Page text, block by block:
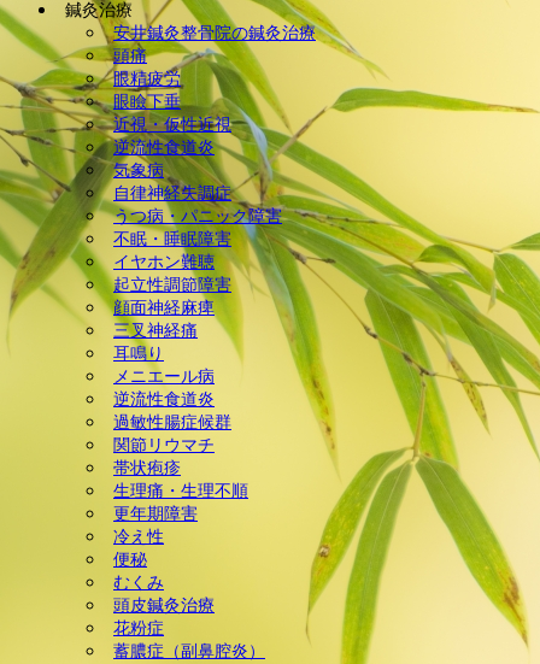
自律神経失調症(うつ病 パニ
ック障害) 美容鍼灸 ダイエ
ット(耳つぼ＆ラジオ波による
体質改善) 慢性腎臓病 頭
痛 天気痛(気象病) 顔面神経
麻痺 三叉神経痛
鍼灸治療
安井鍼灸整骨院の鍼灸治療
頭痛
眼精疲労
眼瞼下垂
近視・仮性近視
逆流性食道炎
気象病
自律神経失調症
うつ病・パニック障害
不眠・睡眠障害
イヤホン難聴
起立性調節障害
顔面神経麻痺
三叉神経痛
耳鳴り
メニエール病
逆流性食道炎
過敏性腸症候群
関節リウマチ
帯状疱疹
生理痛・生理不順
更年期障害
冷え性
便秘
むくみ
頭皮鍼灸治療
花粉症
蓄膿症（副鼻腔炎）